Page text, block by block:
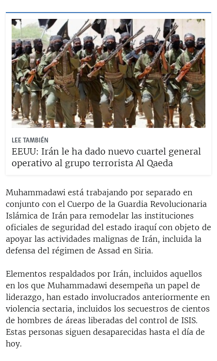
LEE TAMBIÉN
EEUU: Irán le ha dado nuevo cuartel general
operativo al grupo terrorista Al Qaeda
Muhammadawi está trabajando por separado en
conjunto con el Cuerpo de la Guardia Revolucionaria
Islámica de Irán para remodelar las instituciones
oficiales de seguridad del estado iraquí con objeto de
apoyar las actividades malignas de Irán, incluida la
defensa del régimen de Assad en Siria.
Elementos respaldados por Irán, incluidos aquellos
en los que Muhammadawi desempeña un papel de
liderazgo, han estado involucrados anteriormente en
violencia sectaria, incluidos los secuestros de cientos
de hombres de áreas liberadas del control de ISIS.
Estas personas siguen desaparecidas hasta el día de
hoy.